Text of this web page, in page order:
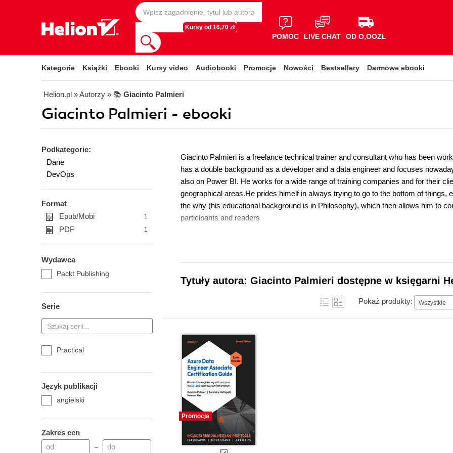
Kursy od 16,70 zł
POMOC LIVE CHAT OD O,OOZŁ
Kategorie Książki Ebooki Kursy video Audiobooki Promocje Nowości Bestsellery Darmowe ebooki
Helion.pl » Autorzy » 📚 Giacinto Palmieri
Giacinto Palmieri - ebooki
Podkategorie:
Dane
DevOps
Format
Epub/Mobi
1
PDF 1
Wydawca
Packt Publishing
Serie
Practical
Język publikacji
angielski
Zakres cen
–
Giacinto Palmieri is a freelance technical trainer and consultant who has been
has a double background as a developer and a data engineer and focuses
also on Power BI. He works for a wide range of training companies and for their
geographical areas.He prides himelf in always trying to go to the bottom of things,
the why (his educational background is in Philosophy), which then allows him to
participants and readers
Tytuły autora: Giacinto Palmieri dostępne w księgarni
Pokaż produkty: Wszystkie
Promocja